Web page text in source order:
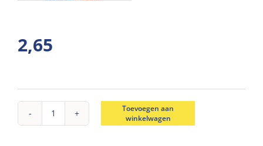
2,65
Durable
Toevoegen aan
winkelwagen